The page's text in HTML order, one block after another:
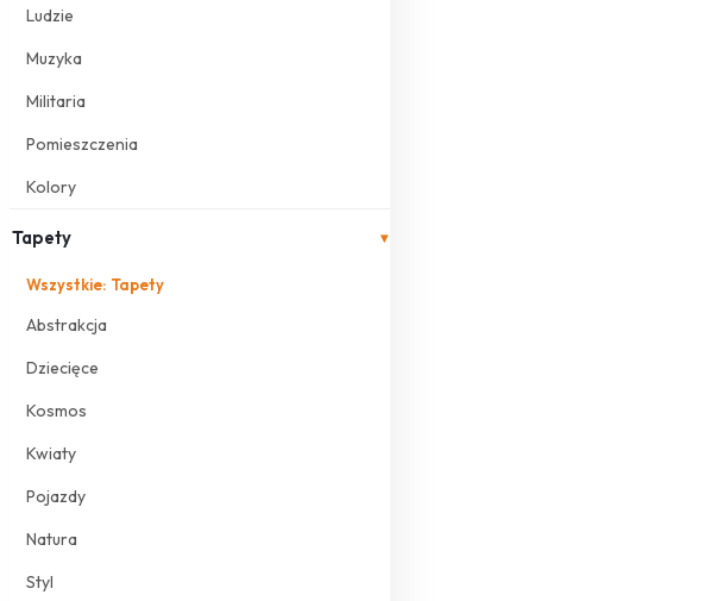
Ludzie
Muzyka
Militaria
Pomieszczenia
Kolory
Tapety ▾
Wszystkie: Tapety
Abstrakcja
Dziecięce
Kosmos
Kwiaty
Pojazdy
Natura
Styl